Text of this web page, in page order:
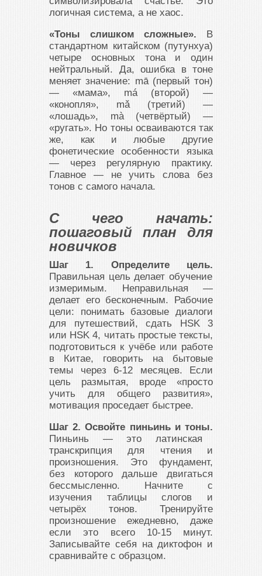
логичная система, а не хаос.
«Тоны слишком сложные». В
стандартном китайском (путунхуа)
четыре основных тона и один
нейтральный. Да, ошибка в тоне
меняет значение: mā (первый тон)
— «мама», má (второй) —
«конопля», mǎ (третий) —
«лошадь», mà (четвёртый) —
«ругать». Но тоны осваиваются так
же, как и любые другие
фонетические особенности языка
— через регулярную практику.
Главное — не учить слова без
тонов с самого начала.
С чего начать:
пошаговый план для
новичков
Шаг 1. Определите цель.
Правильная цель делает обучение
измеримым. Неправильная —
делает его бесконечным. Рабочие
цели: понимать базовые диалоги
для путешествий, сдать HSK 3
или HSK 4, читать простые тексты,
подготовиться к учёбе или работе
в Китае, говорить на бытовые
темы через 6-12 месяцев. Если
цель размытая, вроде «просто
учить для общего развития»,
мотивация проседает быстрее.
Шаг 2. Освойте пиньинь и тоны.
Пиньинь — это латинская
транскрипция для чтения и
произношения. Это фундамент,
без которого дальше двигаться
бессмысленно. Начните с
изучения таблицы слогов и
четырёх тонов. Тренируйте
произношение ежедневно, даже
если это всего 10-15 минут.
Записывайте себя на диктофон и
сравнивайте с образцом.